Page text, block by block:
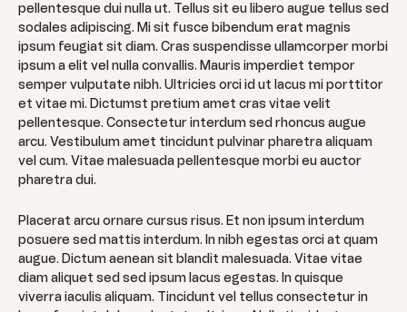
pellentesque dui nulla ut. Tellus sit eu libero augue tellus sed
sodales adipiscing. Mi sit fusce bibendum erat magnis
ipsum feugiat sit diam. Cras suspendisse ullamcorper morbi
ipsum a elit vel nulla convallis. Mauris imperdiet tempor
semper vulputate nibh. Ultricies orci id ut lacus mi porttitor
et vitae mi. Dictumst pretium amet cras vitae velit
pellentesque. Consectetur interdum sed rhoncus augue
arcu. Vestibulum amet tincidunt pulvinar pharetra aliquam
vel cum. Vitae malesuada pellentesque morbi eu auctor
pharetra dui.
Placerat arcu ornare cursus risus. Et non ipsum interdum
posuere sed mattis interdum. In nibh egestas orci at quam
augue. Dictum aenean sit blandit malesuada. Vitae vitae
diam aliquet sed sed ipsum lacus egestas. In quisque
viverra iaculis aliquam. Tincidunt vel tellus consectetur in